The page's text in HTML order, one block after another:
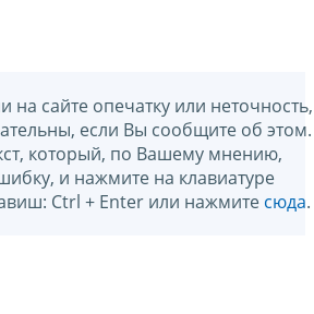
на сайте опечатку или неточность,
если Вы сообщите об этом.
который, по Вашему мнению,
и нажмите на клавиатуре
Ctrl + Enter или нажмите сюда.